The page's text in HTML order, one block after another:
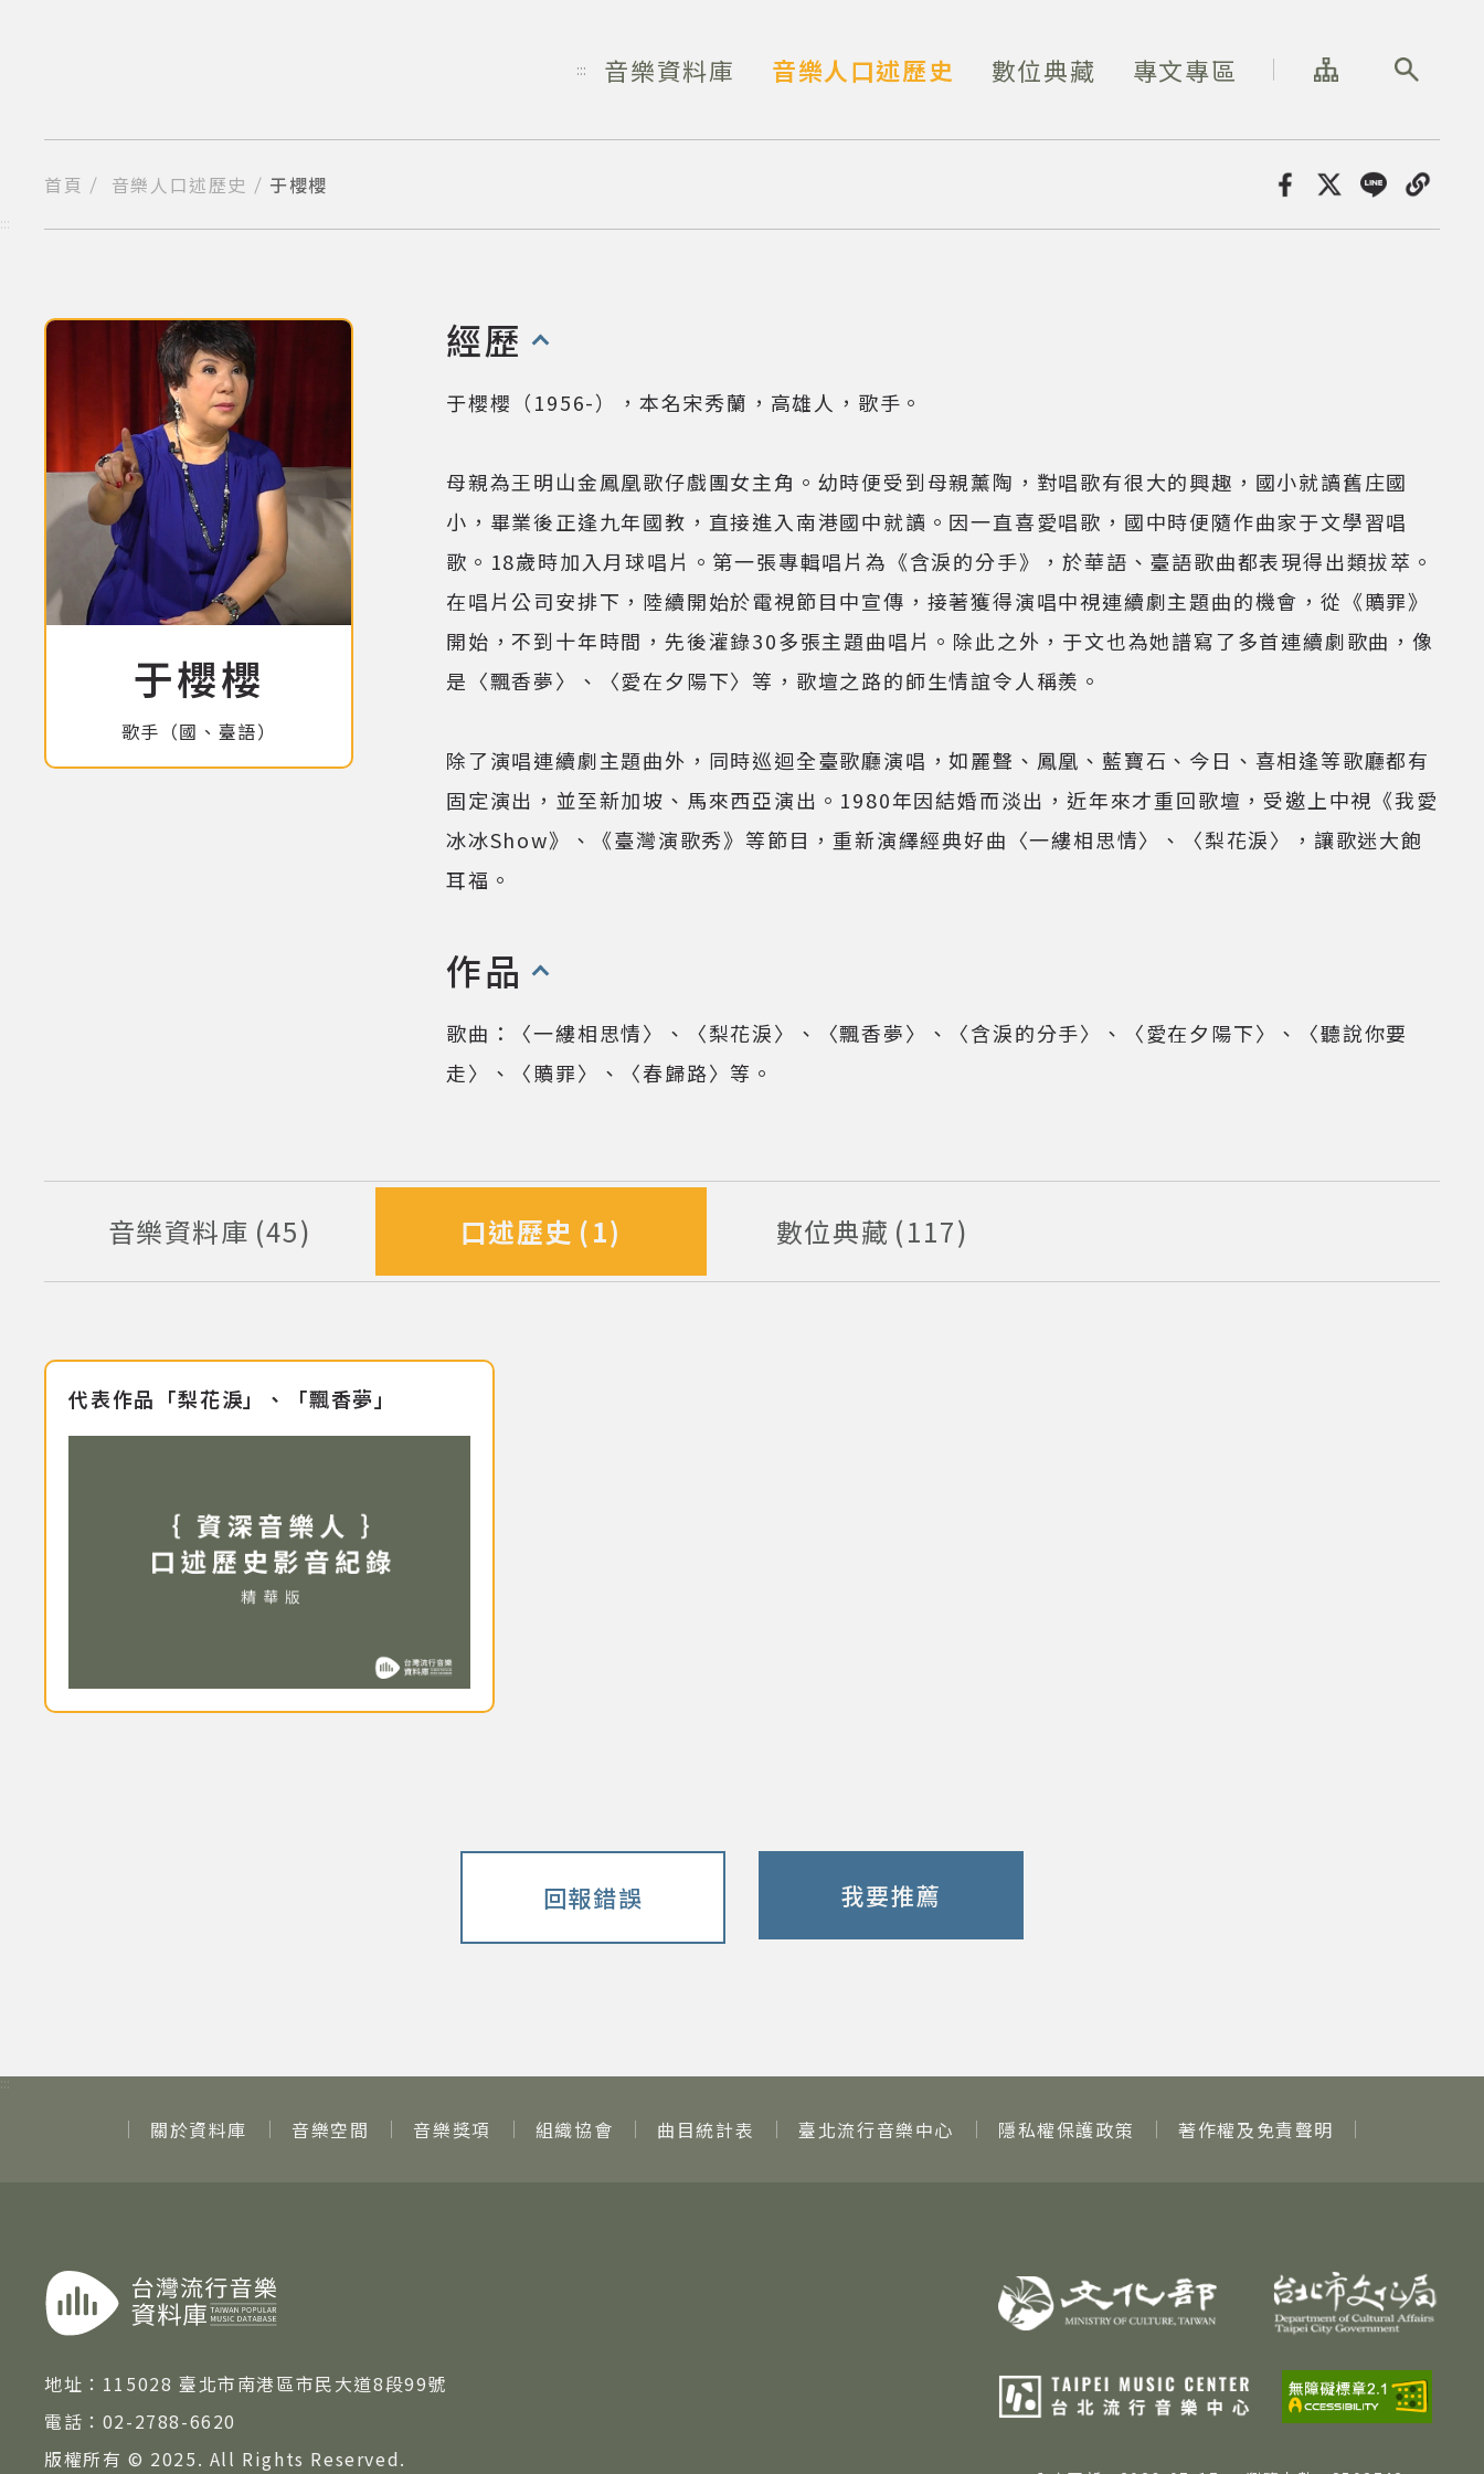
::: 音樂資料庫 音樂人口述歷史 數位典藏 專文專區
首頁 音樂人口述歷史 于櫻櫻
分享到我的Facebook
分享到我的Twitter
分享到Line
複製網址
:::
于櫻櫻
歌手（國、臺語）
經歷
(點擊開啟/收合以下內容)
于櫻櫻（1956-），本名宋秀蘭，高雄人，歌手。
母親為王明山金鳳凰歌仔戲團女主角。幼時便受到母親薰陶，對唱歌有很大的興趣，國小就讀舊庄國
小，畢業後正逢九年國教，直接進入南港國中就讀。因一直喜愛唱歌，國中時便隨作曲家于文學習唱
歌。18歲時加入月球唱片。第一張專輯唱片為《含淚的分手》，於華語、臺語歌曲都表現得出類拔萃。
在唱片公司安排下，陸續開始於電視節目中宣傳，接著獲得演唱中視連續劇主題曲的機會，從《贖罪》
開始，不到十年時間，先後灌錄30多張主題曲唱片。除此之外，于文也為她譜寫了多首連續劇歌曲，像
是〈飄香夢〉、〈愛在夕陽下〉等，歌壇之路的師生情誼令人稱羨。
除了演唱連續劇主題曲外，同時巡迴全臺歌廳演唱，如麗聲、鳳凰、藍寶石、今日、喜相逢等歌廳都有
固定演出，並至新加坡、馬來西亞演出。1980年因結婚而淡出，近年來才重回歌壇，受邀上中視《我愛
冰冰Show》、《臺灣演歌秀》等節目，重新演繹經典好曲〈一縷相思情〉、〈梨花淚〉，讓歌迷大飽
耳福。
作品
(點擊開啟/收合以下內容)
歌曲：〈一縷相思情〉、〈梨花淚〉、〈飄香夢〉、〈含淚的分手〉、〈愛在夕陽下〉、〈聽說你要
走〉、〈贖罪〉、〈春歸路〉等。
音樂資料庫 45 口述歷史 1 數位典藏 117
代表作品「梨花淚」、「飄香夢」
回報錯誤 我要推薦
:::
關於資料庫 音樂空間 音樂獎項 組織協會 曲目統計表 臺北流行音樂中心 隱私權保護政策 著作權及免責聲明
地址： 115028 臺北市南港區市民大道8段99號
電話： 02-2788-6620
版權所有 © 2025. All Rights Reserved.